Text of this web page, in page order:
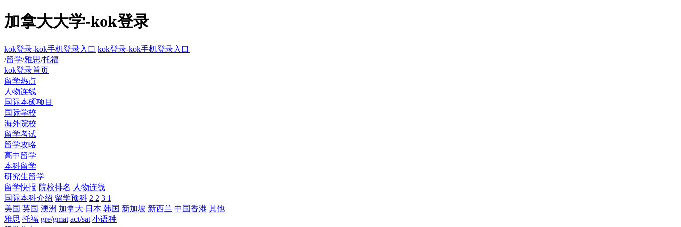
加拿大大学-kok登录
kok登录-kok手机登录入口 kok登录-kok手机登录入口
/留学/雅思/托福
kok登录首页
留学热点
人物连线
国际本硕项目
国际学校
海外院校
留学考试
留学攻略
高中留学
本科留学
研究生留学
留学快报 院校排名 人物连线
国际本科介绍 留学预科 2 2 3 1
美国 英国 澳洲 加拿大 日本 韩国 新加坡 新西兰 中国香港 其他
雅思 托福 gre/gmat act/sat 小语种